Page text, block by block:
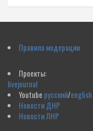
Правила модерации
Проекты:
livejournal
Youtube русский/english
Новости ДНР
Новости ЛНР